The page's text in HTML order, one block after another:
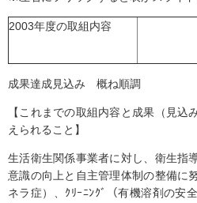
2003年度の取組内容
成果達成見込み 概ね順調
【これまでの取組内容と成果（見
えられること】
生活衛生関係事業者に対し、衛生指
意識の向上と自主管理体制の整備に
ネラ症）、ｸﾘｰﾆﾝｸﾞ（有機溶剤の安